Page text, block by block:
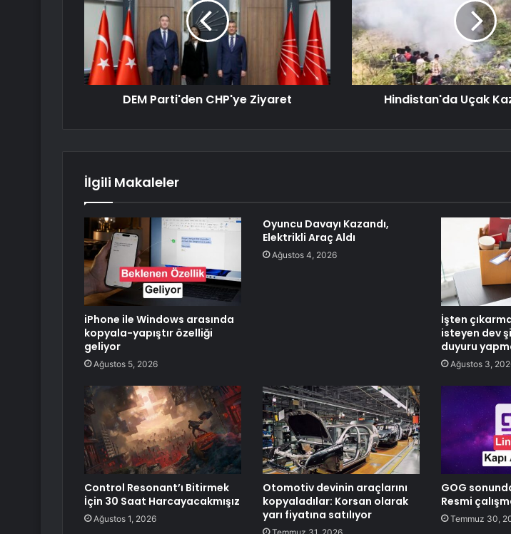
DEM Parti'den CHP'ye Ziyaret Hindistan'da Uçak
İlgili Makaleler
iPhone ile Windows arasında
kopyala-yapıştır özelliği
geliyor
Ağustos 5, 2026
Oyuncu Davayı Kazandı,
Elektrikli Araç Aldı
Ağustos 4, 2026
İşten
isteyen dev
duyuru
Ağustos 3,
Control Resonant’ı Bitirmek
İçin 30 Saat Harcayacakmışız
Ağustos 1, 2026
Otomotiv devinin araçlarını
kopyaladılar: Korsan olarak
yarı fiyatına satılıyor
GOG
Resmi
Temmuz 30,